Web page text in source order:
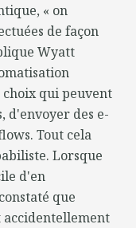
« on
de façon
Wyatt
qui peuvent
d'envoyer des e-
Tout cela
Lorsque
d'en
que
accidentellement